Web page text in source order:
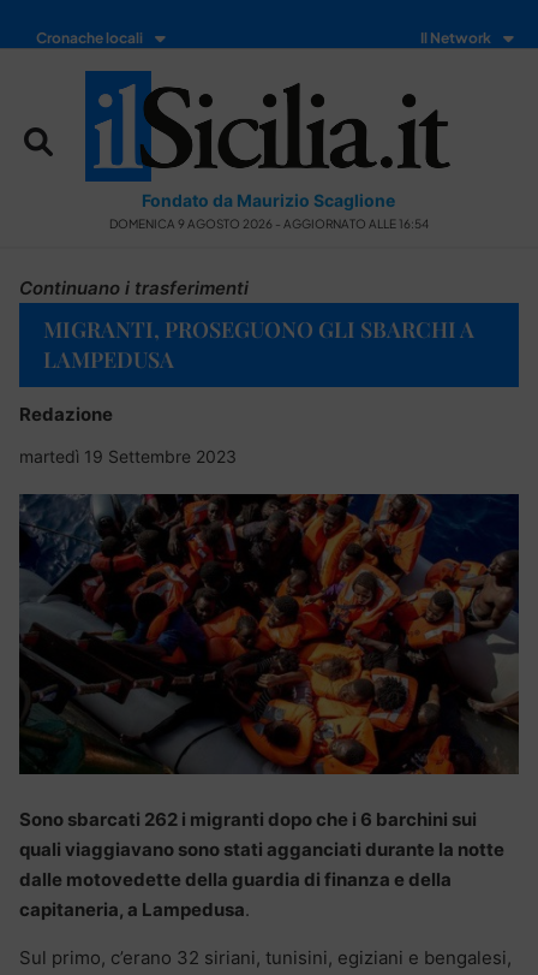
Cronache locali Il Network
Fondato da Maurizio Scaglione
DOMENICA 9 AGOSTO 2026 - AGGIORNATO ALLE 16:54
Continuano i trasferimenti
MIGRANTI, PROSEGUONO GLI SBARCHI A
LAMPEDUSA
Redazione
martedì 19 Settembre 2023
Sono sbarcati 262 i migranti dopo che i 6 barchini sui
quali viaggiavano sono stati agganciati durante la notte
dalle motovedette della guardia di finanza e della
capitaneria, a Lampedusa.
Sul primo, c’erano 32 siriani, tunisini, egiziani e bengalesi,